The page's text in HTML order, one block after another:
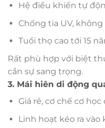
Hệ điều khiển tự
Chống tia UV,
Tuổi thọ cao tới 15
Rất phù hợp với biệt
cần sự sang trọng.
3. Mái hiên di động
Giá rẻ, cơ chế cơ
Linh hoạt kéo ra